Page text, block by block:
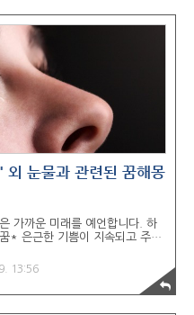
섞어지는 꿈* 깊은 학문과 진
된다. 성교후 실제로 몽정을 수
쾌감이 강렬하여 신체적 반사
외 눈물과 관련된 꿈해몽
가까운 미래를 예언합니다. 하
* 은근한 기쁨이 지속되고 주위
, 창조, 변화, 기다림, 소식, 정
쁨과 슬픔이 상반된다. 눈물을
무척 어려움을 겪게 된다. 지지
13:56